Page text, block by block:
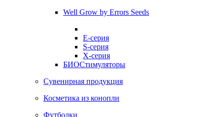
Well Grow by Errors Seeds
E-серия
S-серия
X-серия
БИОСтимуляторы
Сувенирная продукция
Косметика из конопли
Футболки